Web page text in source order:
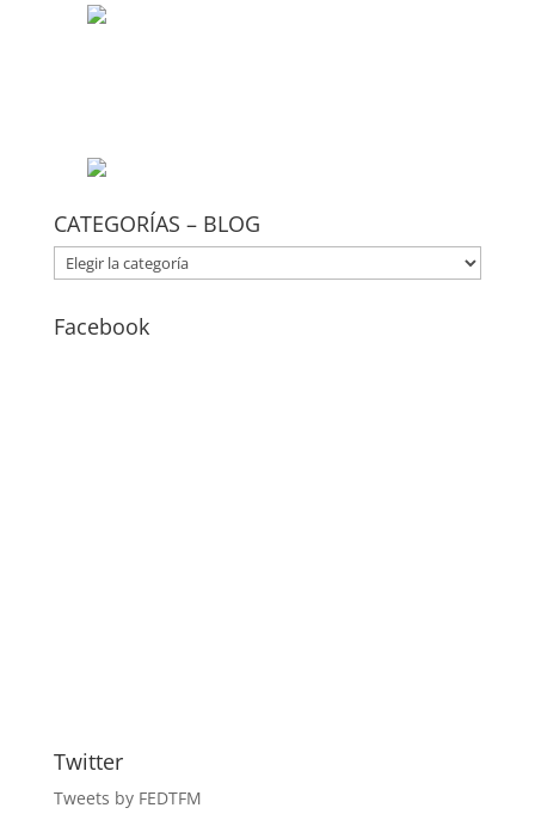
CATEGORÍAS – BLOG
CATEGORÍAS
–
Facebook
Twitter
Tweets by FEDTFM